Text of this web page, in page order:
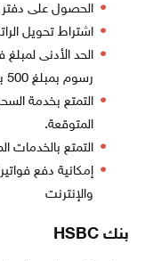
الحصول على
اشتراط تحويل
رسوم بمبلغ 500 بيسة عندما يقل الرصيد عن الحد الأدنى.
التمتع بخدمة
المتوقعة.
التمتع بالخدمات
إمكانية دفع
والإنترنت
بنك HSBC